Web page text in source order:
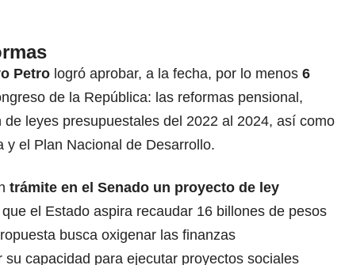
Petro logró aprobar, a la fecha, por lo menos 6
de la República: las reformas pensional,
leyes presupuestales del 2022 al 2024, así como
y el Plan Nacional de Desarrollo.
trámite en el Senado un proyecto de ley
el Estado aspira recaudar 16 billones de pesos
busca oxigenar las finanzas
capacidad para ejecutar proyectos sociales